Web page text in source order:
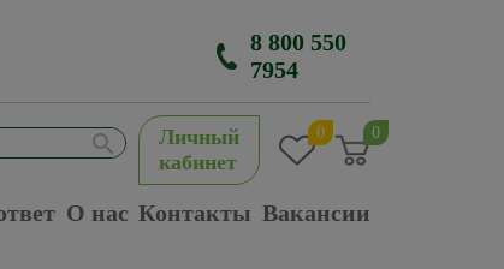
8 800 550
7954
Личный
кабинет
0 0
О нас Контакты Вакансии